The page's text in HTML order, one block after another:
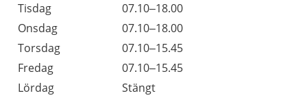
Tisdag
07.10–18.00
Onsdag
07.10–18.00
Torsdag
07.10–15.45
Fredag
07.10–15.45
Lördag
Stängt